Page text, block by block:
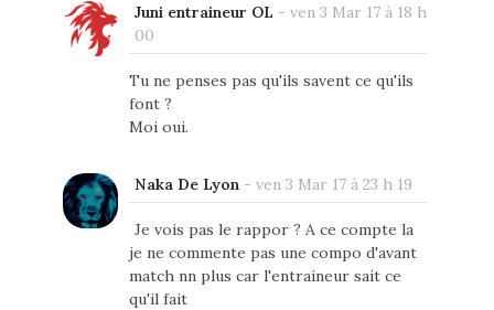
Juni entraineur OL - ven 3 Mar 17 à 18 h
00
Tu ne penses pas qu'ils savent ce qu'ils
font ?
Moi oui.
Naka De Lyon - ven 3 Mar 17 à 23 h 19
Je vois pas le rappor ? A ce compte la
je ne commente pas une compo d'avant
match nn plus car l'entraineur sait ce
qu'il fait